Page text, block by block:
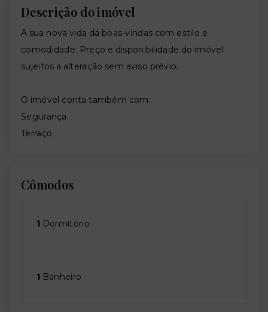
Descrição do imóvel
A sua nova vida dá boas-vindas com estilo e
comodidade. Preço e disponibilidade do imóvel
sujeitos a alteração sem aviso prévio.
O imóvel conta também com:
Segurança
Terraço
Cômodos
1 Dormitório
1 Banheiro